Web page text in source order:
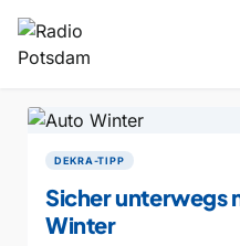
DEKRA-TIPP
Sicher unterwegs
Winter